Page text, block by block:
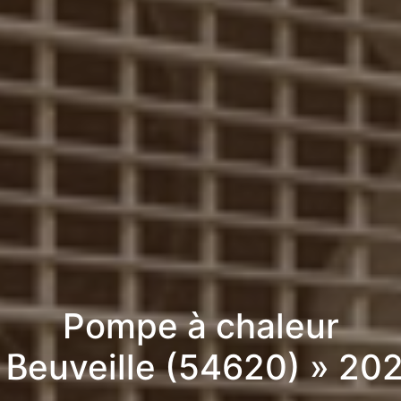
Pompe à chaleur
(54620) »